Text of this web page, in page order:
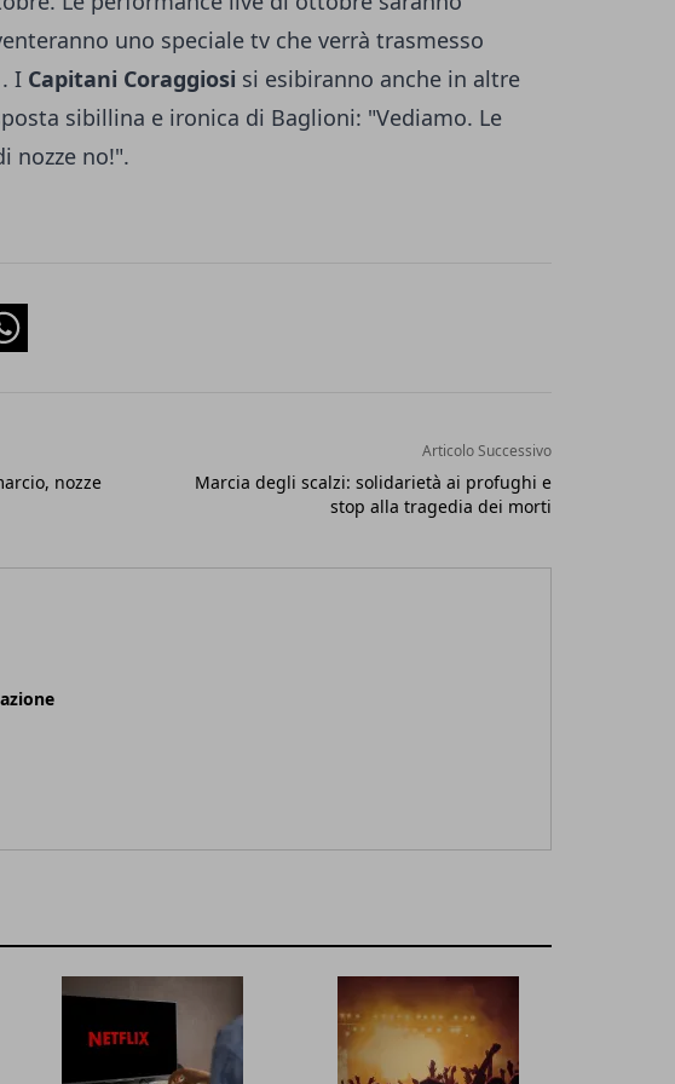
uno speciale tv che verrà trasmesso
I Capitani Coraggiosi si esibiranno anche in altre
sibillina e ironica di Baglioni: "Vediamo. Le
nozze no!".
nozze
Articolo Successivo
Marcia degli scalzi: solidarietà ai profughi e
stop alla tragedia dei morti